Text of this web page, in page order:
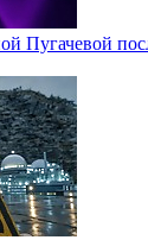
Пугачевой